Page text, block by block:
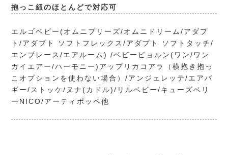
抱っこ紐のほとんどで対応可
エルゴベビー(オムニブリーズ/オムニドリーム/アダプ
ト/アダプト ソフトフレックス/アダプト ソフトタッチ/
エンブレース/エアルーム) /ベビービョルン(ワン/ワン
カイエアー/ハーモニー)アップリカコアラ（横抱き抱っ
こオプションを使わない場合）/アンジェレッテ/エアバ
ギー/ストッケ/ヌナ(カドル)/リルベビー/キューズベリ
ーNICO/アーティポッペ他